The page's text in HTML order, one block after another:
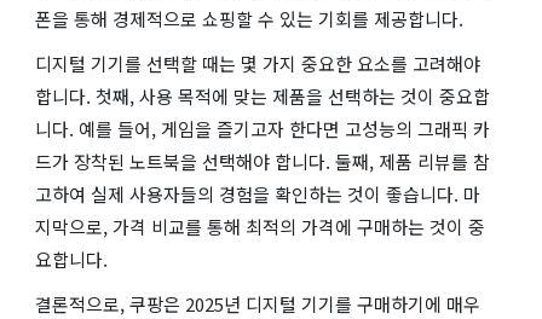
폰을 통해 경제적으로 쇼핑할 수 있는 기회를 제공합니다.
디지털 기기를 선택할 때는 몇 가지 중요한 요소를 고려해야
합니다. 첫째, 사용 목적에 맞는 제품을 선택하는 것이 중요합
니다. 예를 들어, 게임을 즐기고자 한다면 고성능의 그래픽 카
드가 장착된 노트북을 선택해야 합니다. 둘째, 제품 리뷰를 참
고하여 실제 사용자들의 경험을 확인하는 것이 좋습니다. 마
지막으로, 가격 비교를 통해 최적의 가격에 구매하는 것이 중
요합니다.
결론적으로, 쿠팡은 2025년 디지털 기기를 구매하기에 매우